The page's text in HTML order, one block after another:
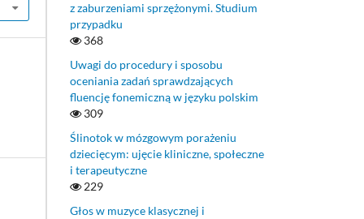
z zaburzeniami sprzężonymi. Studium
przypadku
368
Uwagi do procedury i sposobu
oceniania zadań sprawdzających
fluencję fonemiczną w języku polskim
309
Ślinotok w mózgowym porażeniu
dziecięcym: ujęcie kliniczne, społeczne
i terapeutyczne
229
Głos w muzyce klasycznej i